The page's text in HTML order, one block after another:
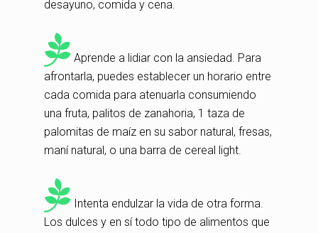
desayuno, comida y cena.
Aprende a lidiar con la ansiedad. Para
afrontarla, puedes establecer un horario entre
cada comida para atenuarla consumiendo
una fruta, palitos de zanahoria, 1 taza de
palomitas de maíz en su sabor natural, fresas,
maní natural, o una barra de cereal light.
Intenta endulzar la vida de otra forma.
Los dulces y en sí todo tipo de alimentos que